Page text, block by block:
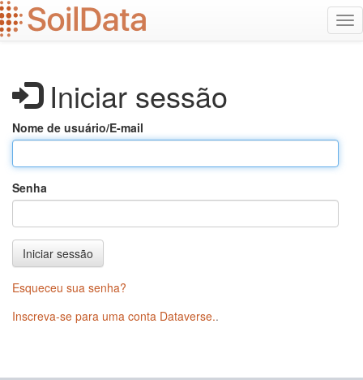
Ir
para
o
Iniciar sessão
Nome de usuário/E-mail
Senha
Iniciar sessão
Esqueceu sua senha?
Inscreva-se para uma conta Dataverse..